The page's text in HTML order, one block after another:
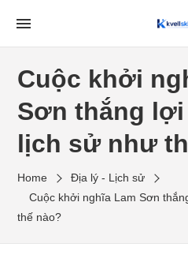
content
My
Cuộc khởi
Sơn thắng
lịch sử như
Home
Địa lý - Lịch sử
Cuộc khởi nghĩa Lam Sơn
thế nào?